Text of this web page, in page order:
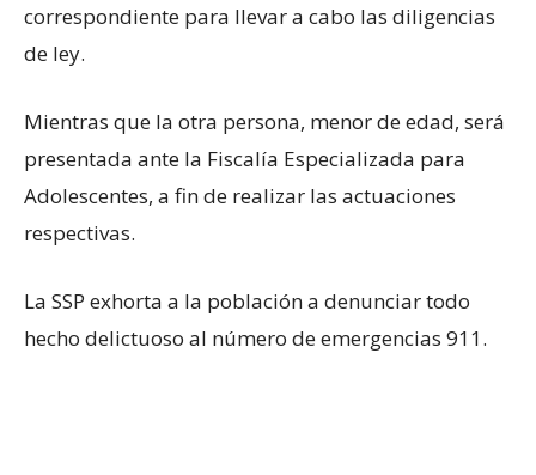
correspondiente para llevar a cabo las diligencias
de ley.
Mientras que la otra persona, menor de edad, será
presentada ante la Fiscalía Especializada para
Adolescentes, a fin de realizar las actuaciones
respectivas.
La SSP exhorta a la población a denunciar todo
hecho delictuoso al número de emergencias 911.